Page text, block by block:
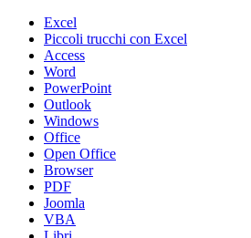
Excel
Piccoli trucchi con Excel
Access
Word
PowerPoint
Outlook
Windows
Office
Open Office
Browser
PDF
Joomla
VBA